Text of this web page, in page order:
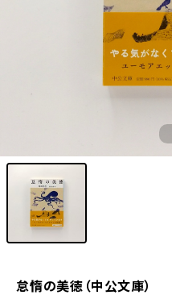
怠惰の美徳（中公文庫）